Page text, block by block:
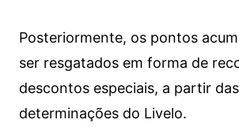
Posteriormente, os pontos
ser resgatados em forma de
descontos especiais, a partir das
determinações do Livelo.